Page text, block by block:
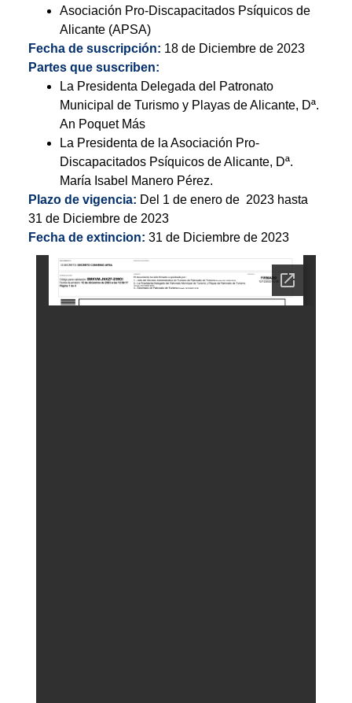
Asociación Pro-Discapacitados Psíquicos de
Alicante (APSA)
Fecha de suscripción: 18 de Diciembre de 2023
Partes que suscriben:
La Presidenta Delegada del Patronato
Municipal de Turismo y Playas de Alicante, Dª.
An Poquet Más
La Presidenta de la Asociación Pro-
Discapacitados Psíquicos de Alicante, Dª.
María Isabel Manero Pérez.
Plazo de vigencia: Del 1 de enero de 2023 hasta
31 de Diciembre de 2023
Fecha de extincion: 31 de Diciembre de 2023